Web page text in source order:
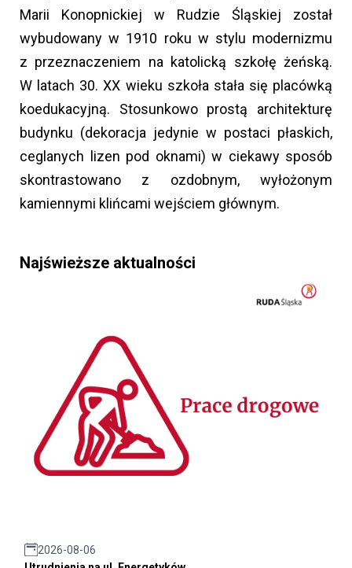
Marii Konopnickiej w Rudzie Śląskiej został
wybudowany w 1910 roku w stylu modernizmu
z przeznaczeniem na katolicką szkołę żeńską.
W latach 30. XX wieku szkoła stała się placówką
koedukacyjną. Stosunkowo prostą architekturę
budynku (dekoracja jedynie w postaci płaskich,
ceglanych lizen pod oknami) w ciekawy sposób
skontrastowano z ozdobnym, wyłożonym
kamiennymi klińcami wejściem głównym.
Najświeższe aktualności
2026-08-06